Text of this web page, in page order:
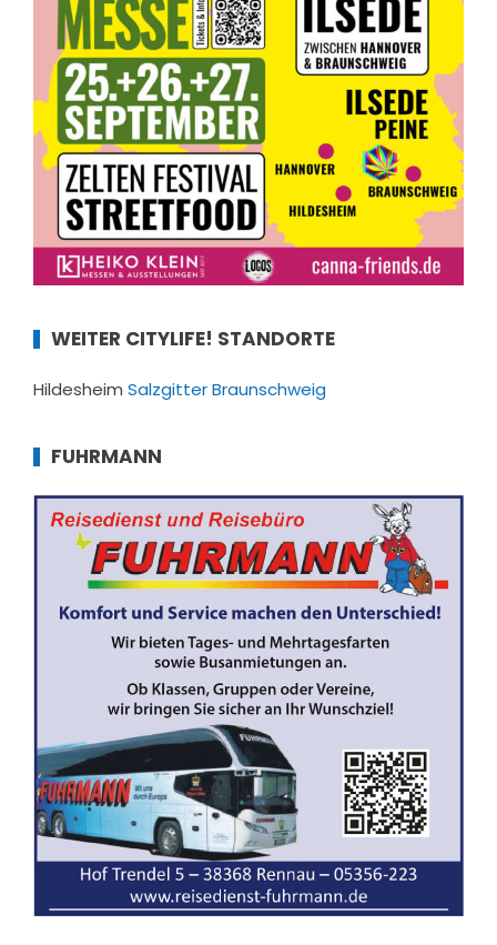
WEITER CITYLIFE! STANDORTE
Hildesheim SalzgitterBraunschweig
FUHRMANN